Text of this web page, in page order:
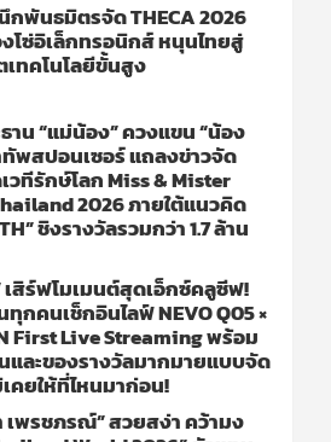
กพันธมิตรจัด THECA 2026
โซ่อิเล็กทรอนิกส์ หนุนไทยสู่
ทคโนโลยีขั้นสูง
าน “แม่น้อง” ควงแขน “น้อง
ทัพสปอนเซอร์ แถลงข่าวจัด
วทีรักษ์โลก Miss & Mister
2026 ภายใต้แนวคิด
ชิงรางวัลรวมกว่า 1.7 ล้าน
เสิร์ฟโมเมนต์สุดเอ็กซ์คลูซีฟ!
กคนเช็กอินไลฟ์ NEVO Q05 ×
First Live Streaming พร้อม
และของรางวัลมากมายแบบจัด
คยให้ที่ไหนมาก่อน!
เพรชภรณ์” สวยสง่า คว้ามง